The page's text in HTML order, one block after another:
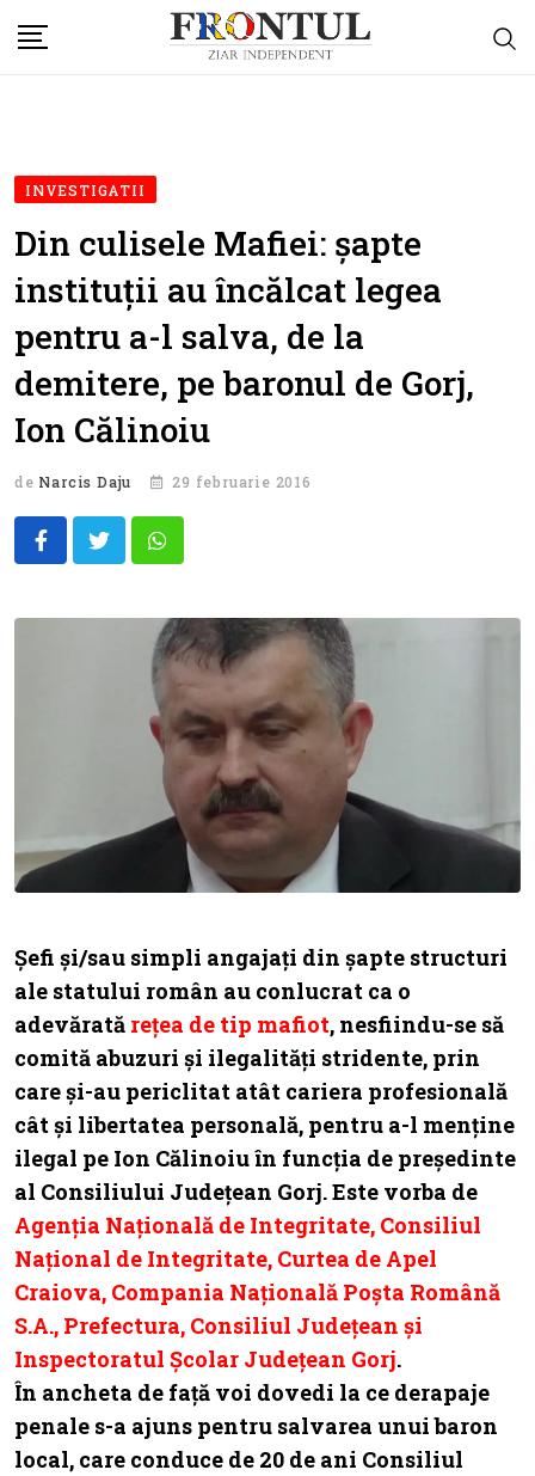
to
INVESTIGATII
Din culisele Mafiei: șapte
instituții au încălcat legea
pentru a-l salva, de la
demitere, pe baronul de Gorj,
Ion Călinoiu
de Narcis Daju 29 februarie 2016
Whatsapp
Șefi și/sau simpli angajați din șapte structuri
ale statului român au conlucrat ca o
adevărată rețea de tip mafiot, nesfiindu-se să
comită abuzuri și ilegalități stridente, prin
care și-au periclitat atât cariera profesională
cât și libertatea personală, pentru a-l menține
ilegal pe Ion Călinoiu în funcția de președinte
al Consiliului Județean Gorj. Este vorba de
Agenția Națională de Integritate, Consiliul
Național de Integritate, Curtea de Apel
Craiova, Compania Națională Poșta Română
S.A., Prefectura, Consiliul Județean și
Inspectoratul Școlar Județean Gorj.
În ancheta de față voi dovedi la ce derapaje
penale s-a ajuns pentru salvarea unui baron
local, care conduce de 20 de ani Consiliul